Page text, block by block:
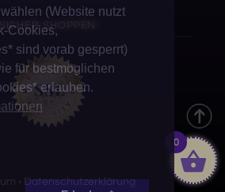
SHOPPEN
Datenschutzerklärung
0
(Website nutzt
Cookies,
sind vorab gesperrt)
für bestmöglichen
erlauben.